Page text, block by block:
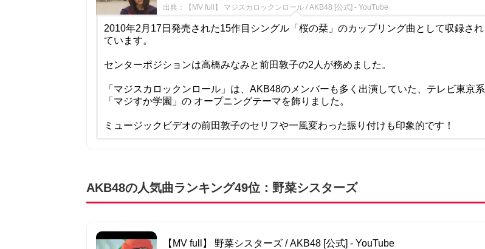
出典：【MV full】 マジスカロックンロール / AKB48 [公式] - YouTube
2010年2月17日発売された15作目シングル「桜の栞」のカップリング曲として収録され
ています。
センターポジションは高橋みなみと前田敦子の2人が務めました。
「マジスカロックンロール」は、AKB48のメンバーも多く出演していた、テレビ東京系
「マジすか学園」の オープニングテーマを飾りました。
ミュージックビデオの前田敦子のセリフや一風変わった振り付けも印象的です！
AKB48の人気曲ランキング49位：野菜シスターズ
【MV full】 野菜シスターズ / AKB48 [公式] - YouTube